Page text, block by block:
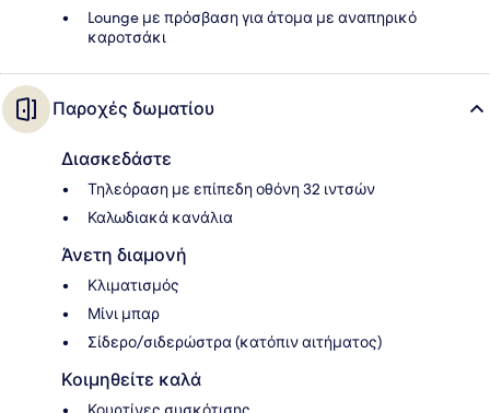
Lounge με πρόσβαση για άτομα με αναπηρικό
καροτσάκι
Παροχές δωματίου
Διασκεδάστε
Τηλεόραση με επίπεδη οθόνη 32 ιντσών
Καλωδιακά κανάλια
Άνετη διαμονή
Κλιματισμός
Μίνι μπαρ
Σίδερο/σιδερώστρα (κατόπιν αιτήματος)
Κοιμηθείτε καλά